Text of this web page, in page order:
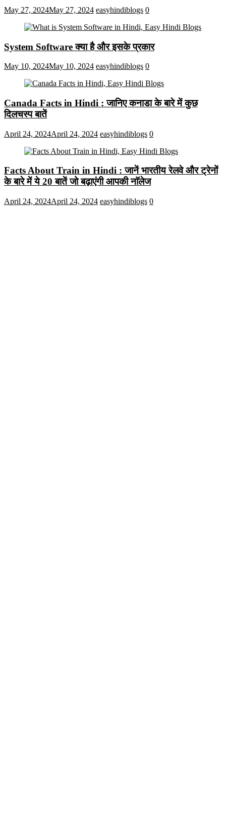
May 27, 2024May 27, 2024 easyhindiblogs 0
System Software क्या है और इसके प्रकार
May 10, 2024May 10, 2024 easyhindiblogs 0
Canada Facts in Hindi : जानिए कनाडा के बारे में कुछ
दिलचस्प बातें
April 24, 2024April 24, 2024 easyhindiblogs 0
Facts About Train in Hindi : जानें भारतीय रेलवे और ट्रेनों
के बारे में ये 20 बातें जो बढ़ाएंगी आपकी नाॅलेज
April 24, 2024April 24, 2024 easyhindiblogs 0